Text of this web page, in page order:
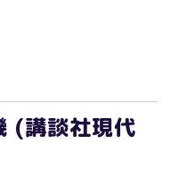
(講談社現代